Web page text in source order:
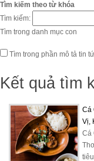
Tìm kiếm theo từ khóa
Tìm kiếm:
Tìm trong danh mục con
Tìm trong phần mô tả tin
Kết quả tìm
Cá
Vị,
Cá